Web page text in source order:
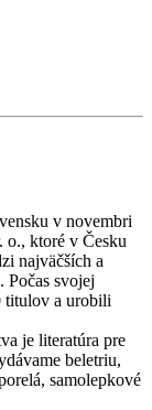
v novembri
o., ktoré v Česku
najväčších a
Počas svojej
titulov a urobili
je literatúra pre
beletriu,
samolepkové